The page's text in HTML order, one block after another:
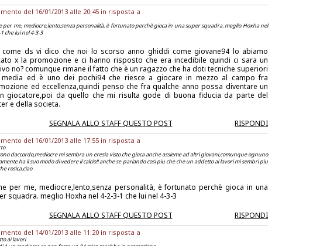
del 16/01/2013 alle 20:45 in risposta a
per me, mediocre,lento,senza personalità, è fortunato perchè gioca in una super squadra. meglio Hoxha nel
che lui nel 4-3-3
come ds vi dico che noi lo scorso anno ghiddi come giovane94 lo abiamo
x la promozione e ci hanno risposto che era incedibile quindi ci sara un
no? comunque rimane il fatto che è un ragazzo che ha doti tecniche superiori
media ed è uno dei pochi94 che riesce a giocare in mezzo al campo fra
ed eccellenza,quindi penso che fra qualche anno possa diventare un
giocatore,poi da quello che mi risulta gode di buona fiducia da parte del
e della societa.
SEGNALA ALLO STAFF QUESTO POST
RISPONDI
del 16/01/2013 alle 17:55 in risposta a
daccordo,mediocre mi sembra un eresia visto che gioca anche assieme ad altri giovani,comunque ognuno
ha il suo modo di vedere il calcio!! anche se parlando cosi piu che che un addetto ai lavori mi sembri piu
rosica.ciao
per me, mediocre,lento,senza personalità, è fortunato perchè gioca in una
squadra. meglio Hoxha nel 4-2-3-1 che lui nel 4-3-3
SEGNALA ALLO STAFF QUESTO POST
RISPONDI
del 14/01/2013 alle 11:20 in risposta a
ai lavori